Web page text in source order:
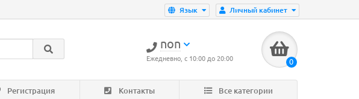
Личный кабинет
Язык
non
Ежедневно, с 10:00 до 20:00 0
Регистрация Контакты Все категории